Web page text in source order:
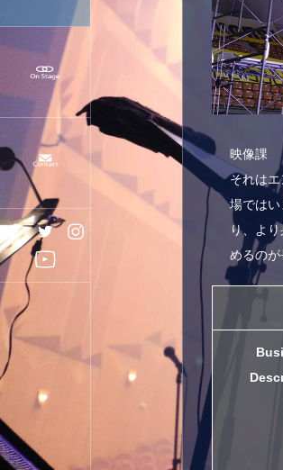
映像課
それは
場では
り、よ
めるのが